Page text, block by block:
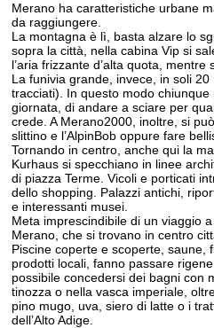
Merano ha caratteristiche urbane
da raggiungere.
La montagna è lì, basta alzare lo
sopra la città, nella cabina Vip si
l’aria frizzante d’alta quota,
La funivia grande, invece, in soli
tracciati). In questo modo
giornata, di andare a sciare per
crede. A Merano2000, inoltre, si
slittino e l’AlpinBob oppure fare
Tornando in centro, anche qui la
Kurhaus si specchiano in linee
di piazza Terme. Vicoli e porticati
dello shopping. Palazzi antichi,
e interessanti musei.
Meta imprescindibile di un viaggio
Merano, che si trovano in centro
Piscine coperte e scoperte, saune,
prodotti locali, fanno passare
possibile concedersi dei bagni con
tinozza o nella vasca imperiale,
pino mugo, uva, siero di latte o i
dell’Alto Adige.